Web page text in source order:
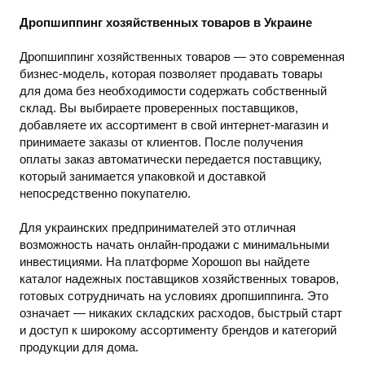
оборудование Электроника
Дропшиппинг хозяйственных товаров в Украине
Дропшиппинг хозяйственных товаров — это современная
бизнес-модель, которая позволяет продавать товары
для дома без необходимости содержать собственный
склад. Вы выбираете проверенных поставщиков,
добавляете их ассортимент в свой интернет-магазин и
принимаете заказы от клиентов. После получения
оплаты заказ автоматически передается поставщику,
который занимается упаковкой и доставкой
непосредственно покупателю.
Для украинских предпринимателей это отличная
возможность начать онлайн-продажи с минимальными
инвестициями. На платформе Хорошоп вы найдете
каталог надежных поставщиков хозяйственных товаров,
готовых сотрудничать на условиях дропшиппинга. Это
означает — никаких складских расходов, быстрый старт
и доступ к широкому ассортименту брендов и категорий
продукции для дома.